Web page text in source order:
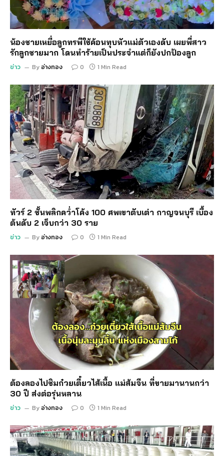
น้องชายเหยื่อลูกทรพีใช้ค้อนทุบหัวแม่ตัวเองดับ เผยพี่สาว
รักลูกชายมาก โดนทำร้ายเป็นประจำแต่ก็ยังปกป้องลูก
ข่าว By อ่างทอง 0 1 Min Read
ทัวร์ 2 ชั้นพลิกคว่ำโค้ง 100 ศพเขาตับเต่า กาญจนบุรี เบื้อง
ต้นดับ 2 เจ็บกว่า 30 ราย
ข่าว By อ่างทอง 0 1 Min Read
ต้องลองไปชิมก๋วยเตี๋ยวไส้เนื้อ แม่ส้มจีน ที่ขายมานานกว่า
30 ปี ส่งต่อรุ่นหลาน
ข่าว By อ่างทอง 0 1 Min Read